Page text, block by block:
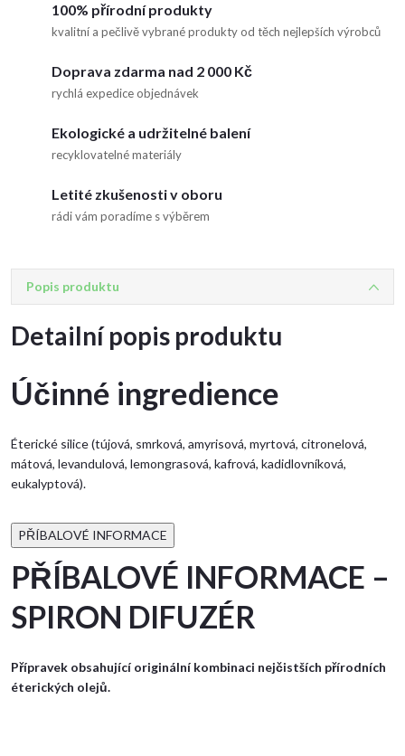
100% přírodní produkty
kvalitní a pečlivě vybrané produkty od těch nejlepších výrobců
Doprava zdarma nad 2 000 Kč
rychlá expedice objednávek
Ekologické a udržitelné balení
recyklovatelné materiály
Letité zkušenosti v oboru
rádi vám poradíme s výběrem
Popis produktu
Detailní popis produktu
Účinné ingredience
Éterické silice (tújová, smrková, amyrisová, myrtová, citronelová,
mátová, levandulová, lemongrasová, kafrová, kadidlovníková,
eukalyptová).
PŘÍBALOVÉ INFORMACE
PŘÍBALOVÉ INFORMACE –
SPIRON DIFUZÉR
Přípravek obsahující originální kombinaci nejčistších přírodních
éterických olejů.